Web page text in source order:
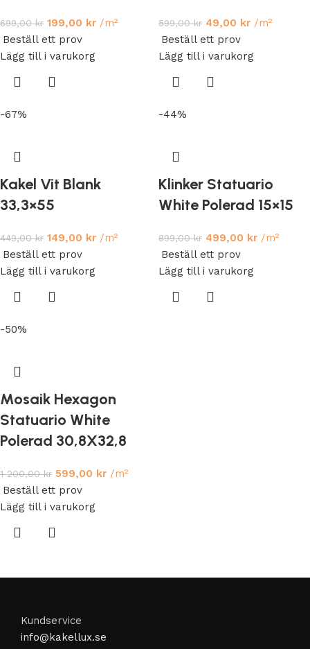
699,00kr 199,00 kr /m²
Beställ ett prov
Lägg till i varukorg
599,00kr 49,00 kr /m²
Beställ ett prov
Lägg till i varukorg
-67%
Kakel Vit Blank
33,3×55
449,00kr 149,00 kr /m²
Beställ ett prov
Lägg till i varukorg
-44%
Klinker Statuario
White Polerad 15×15
899,00kr 499,00 kr /m²
Beställ ett prov
Lägg till i varukorg
-50%
Mosaik Hexagon
Statuario White
Polerad 30,8X32,8
1 200,00kr 599,00 kr /m²
Beställ ett prov
Lägg till i varukorg
Kundservice
info@kakellux.se